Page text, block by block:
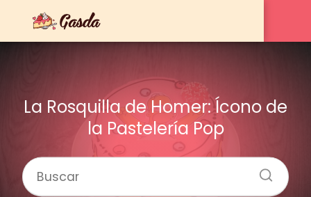
La Rosquilla de Homer: Ícono de
la Pastelería Pop